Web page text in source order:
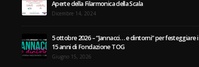
Aperte della Filarmonica della Scala
Dicembre 14, 2024
5 ottobre 2026 – “Jannacci… e dintorni” per festeggiare i
15 anni di Fondazione TOG
Giugno 15, 2026